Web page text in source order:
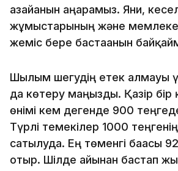
азайғанын аңғарамыз. Яғни,
жұмыстарының және
жеміс бере бастағанын
Шылым шегудің етек алмауы
да көтеру маңызды. Қазір бір
өнімі кем дегенде 900
Түрлі темекілер 1000
сатылуда. Ең төменгі бағасы
отыр. Шілде айынан бастап